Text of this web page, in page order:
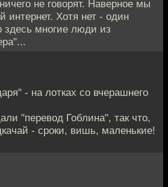
не говорят. Наверное мы
интернет. Хотя нет - один
здесь многие люди из
- на лотках со вчерашнего
"перевод Гоблина", так что,
- сроки, вишь, маленькие!